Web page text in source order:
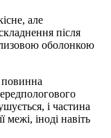
але
після
оболонкою
і частина
межі, іноді навіть